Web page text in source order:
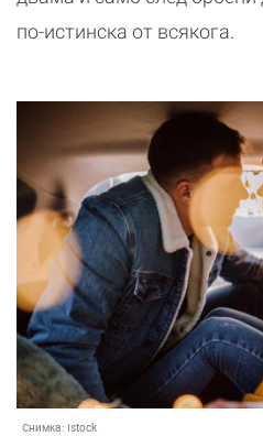
по-истинска от всякога.
Снимка: Istock